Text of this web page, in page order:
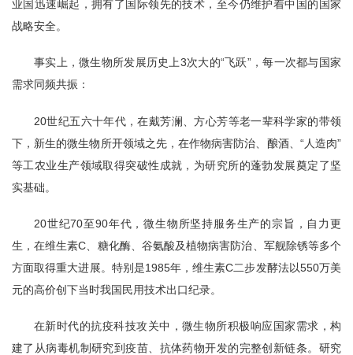
业国迅速崛起，拥有了国际领先的技术，至今仍维护着中国的国家
战略安全。
事实上，微生物所发展历史上3次大的“飞跃”，每一次都与国家
需求同频共振：
20世纪五六十年代，在戴芳澜、方心芳等老一辈科学家的带领
下，新生的微生物所开领域之先，在作物病害防治、酿酒、“人造肉”
等工农业生产领域取得突破性成就，为研究所的蓬勃发展奠定了坚
实基础。
20世纪70至90年代，微生物所坚持服务生产的宗旨，自力更
生，在维生素C、糖化酶、谷氨酸及植物病害防治、军舰除锈等多个
方面取得重大进展。特别是1985年，维生素C二步发酵法以550万美
元的高价创下当时我国民用技术出口纪录。
在新时代的抗疫科技攻关中，微生物所积极响应国家需求，构
建了从病毒机制研究到疫苗、抗体药物开发的完整创新链条。研究